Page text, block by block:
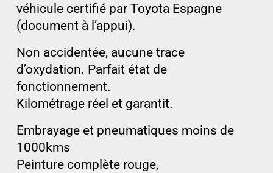
véhicule certifié par Toyota Espagne
(document à l’appui).
Non accidentée, aucune trace
d’oxydation. Parfait état de
fonctionnement.
Kilométrage réel et garantit.
Embrayage et pneumatiques moins de
1000kms
Peinture complète rouge,